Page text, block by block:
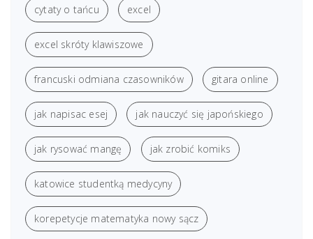
cytaty o tańcu excel
excel skróty klawiszowe
francuski odmiana czasowników gitara online
jak napisac esej jak nauczyć się japońskiego
jak rysować mangę jak zrobić komiks
katowice studentką medycyny
korepetycje matematyka nowy sącz